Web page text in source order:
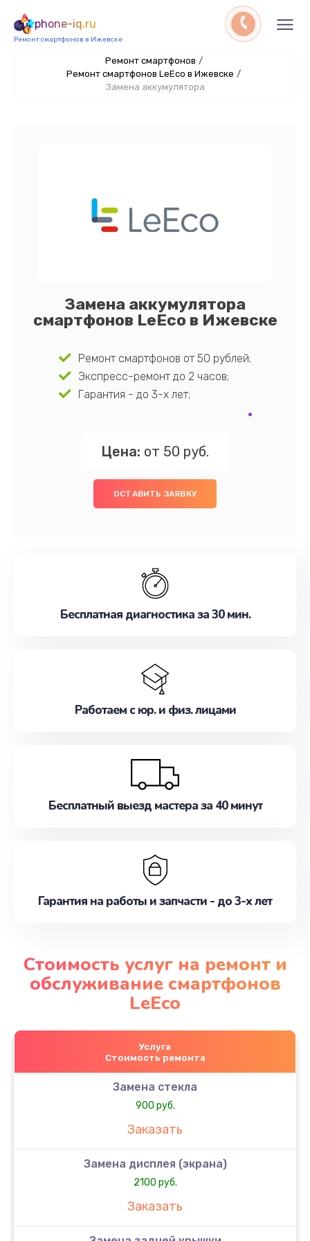
phone-iq.ru
Ремонт смартфонов в Ижевске
Ремонт смартфонов /
Ремонт смартфонов LeEco в Ижевске /
Замена аккумулятора
Замена аккумулятора
смартфонов LeEco в Ижевске
Ремонт смартфонов от 50 рублей;
Экспресс-ремонт до 2 часов;
Гарантия - до 3-х лет;
Цена: от 50 руб.
ОСТАВИТЬ ЗАЯВКУ
Бесплатная диагностика за 30 мин.
Работаем с юр. и физ. лицами
Бесплатный выезд мастера за 40 минут
Гарантия на работы и запчасти - до 3-х лет
Стоимость услуг на ремонт и
обслуживание смартфонов
LeEco
Услуга
Стоимость ремонта
Замена стекла
900 руб.
Заказать
Замена дисплея (экрана)
2100 руб.
Заказать